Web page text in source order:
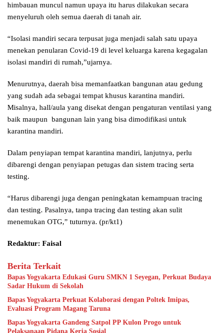
himbauan muncul namun upaya itu harus dilakukan secara
menyeluruh oleh semua daerah di tanah air.
“Isolasi mandiri secara terpusat juga menjadi salah satu upaya
menekan penularan Covid-19 di level keluarga karena kegagalan
isolasi mandiri di rumah,”ujarnya.
Menurutnya, daerah bisa memanfaatkan bangunan atau gedung
yang sudah ada sebagai tempat khusus karantina mandiri.
Misalnya, hall/aula yang disekat dengan pengaturan ventilasi yang
baik maupun bangunan lain yang bisa dimodifikasi untuk
karantina mandiri.
Dalam penyiapan tempat karantina mandiri, lanjutnya, perlu
dibarengi dengan penyiapan petugas dan sistem tracing serta
testing.
“Harus dibarengi juga dengan peningkatan kemampuan tracing
dan testing. Pasalnya, tanpa tracing dan testing akan sulit
menemukan OTG,” tuturnya. (pr/kt1)
Redaktur: Faisal
Berita Terkait
Bapas Yogyakarta Edukasi Guru SMKN 1 Seyegan, Perkuat Budaya
Sadar Hukum di Sekolah
Bapas Yogyakarta Perkuat Kolaborasi dengan Poltek Imipas,
Evaluasi Program Magang Taruna
Bapas Yogyakarta Gandeng Satpol PP Kulon Progo untuk
Pelaksanaan Pidana Kerja Sosial